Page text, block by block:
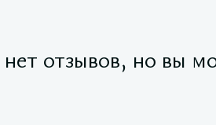
отзывов, но вы